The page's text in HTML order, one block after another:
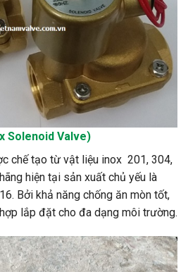
Solenoid Valve)
chế tạo từ vật liệu inox 201, 304,
hiện tại sản xuất chủ yếu là
Bởi khả năng chống ăn mòn tốt,
lắp đặt cho đa dạng môi trường.